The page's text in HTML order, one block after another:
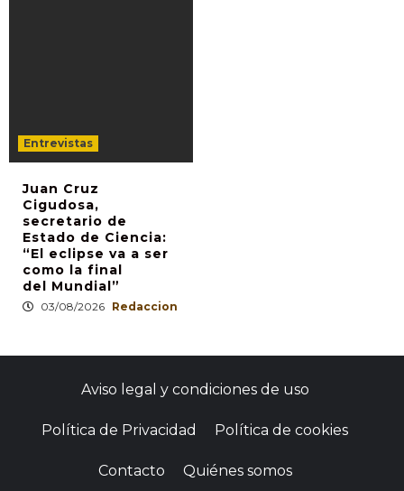
Entrevistas
Juan Cruz
Cigudosa,
secretario de
Estado de Ciencia:
“El eclipse va a ser
como la final
del Mundial”
03/08/2026 Redaccion
Aviso legal y condiciones de uso
Política de Privacidad Política de cookies
Contacto Quiénes somos